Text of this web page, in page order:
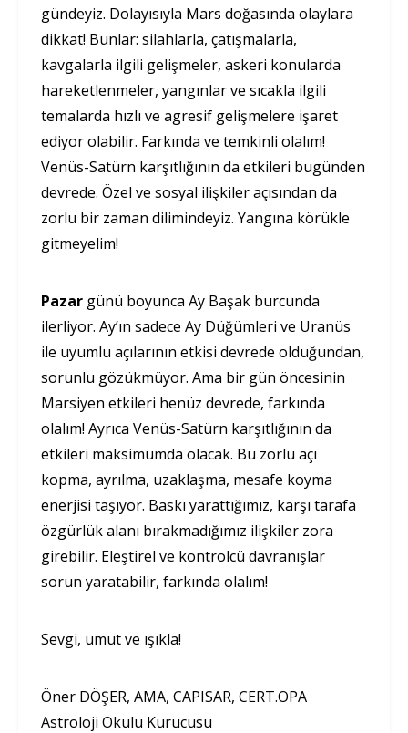
gündeyiz. Dolayısıyla Mars doğasında olaylara
dikkat! Bunlar: silahlarla, çatışmalarla,
kavgalarla ilgili gelişmeler, askeri konularda
hareketlenmeler, yangınlar ve sıcakla ilgili
temalarda hızlı ve agresif gelişmelere işaret
ediyor olabilir. Farkında ve temkinli olalım!
Venüs-Satürn karşıtlığının da etkileri bugünden
devrede. Özel ve sosyal ilişkiler açısından da
zorlu bir zaman dilimindeyiz. Yangına körükle
gitmeyelim!
Pazar günü boyunca Ay Başak burcunda
ilerliyor. Ay’ın sadece Ay Düğümleri ve Uranüs
ile uyumlu açılarının etkisi devrede olduğundan,
sorunlu gözükmüyor. Ama bir gün öncesinin
Marsiyen etkileri henüz devrede, farkında
olalım! Ayrıca Venüs-Satürn karşıtlığının da
etkileri maksimumda olacak. Bu zorlu açı
kopma, ayrılma, uzaklaşma, mesafe koyma
enerjisi taşıyor. Baskı yarattığımız, karşı tarafa
özgürlük alanı bırakmadığımız ilişkiler zora
girebilir. Eleştirel ve kontrolcü davranışlar
sorun yaratabilir, farkında olalım!
Sevgi, umut ve ışıkla!
Öner DÖŞER, AMA, CAPISAR, CERT.OPA
Astroloji Okulu Kurucusu